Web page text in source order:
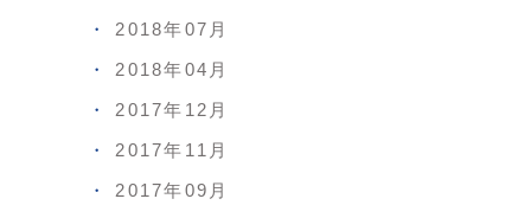
2018年07月
2018年04月
2017年12月
2017年11月
2017年09月